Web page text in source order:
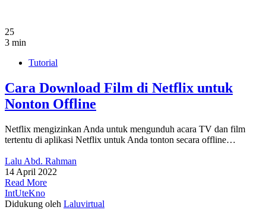
25
3 min
Tutorial
Cara Download Film di Netflix untuk
Nonton Offline
Netflix mengizinkan Anda untuk mengunduh acara TV dan film
tertentu di aplikasi Netflix untuk Anda tonton secara offline…
Lalu Abd. Rahman
14 April 2022
Read More
IntUteKno
Didukung oleh Laluvirtual